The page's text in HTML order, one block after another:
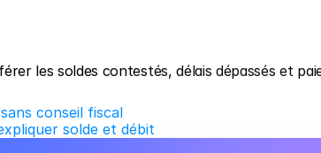
les soldes contestés, délais dépassés et
conseil fiscal
solde et débit